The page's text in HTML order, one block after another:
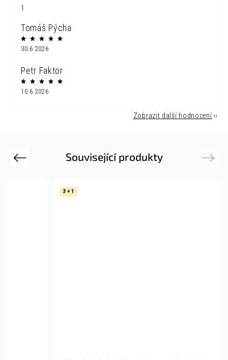
1
Tomáš Pýcha
30.6.2026
Petr Faktor
10.6.2026
Zobrazit další hodnocení
Související produkty
Previous
3 + 1
Next